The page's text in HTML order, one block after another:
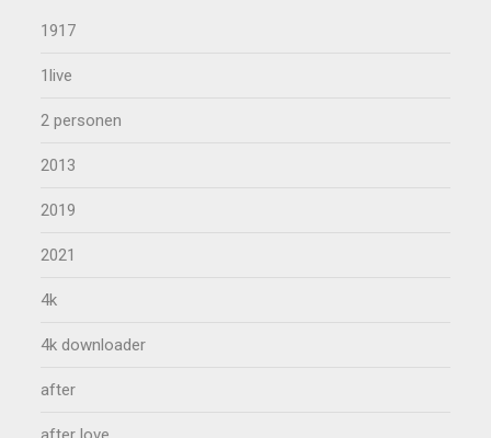
1917
1live
2 personen
2013
2019
2021
4k
4k downloader
after